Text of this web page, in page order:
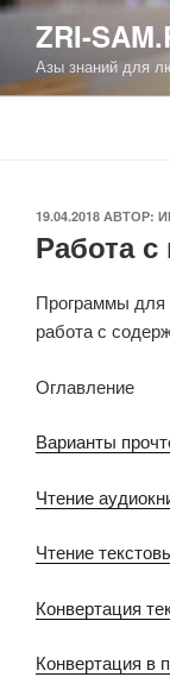
Перейти
содержимому
ZRI-
Азы знаний для
ОПУБЛИКОВАНО
19.04.2018 АВТОР:
Работа с
Программы для
работа с
Оглавление
Варианты
Чтение
Чтение
Конвертация
Конвертация в